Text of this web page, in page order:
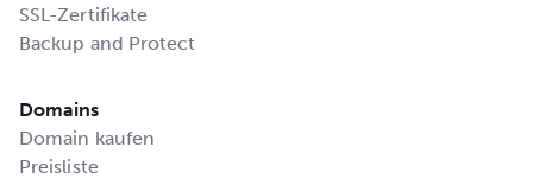
SSL-Zertifikate
Backup and Protect
Domains
Domain kaufen
Preisliste